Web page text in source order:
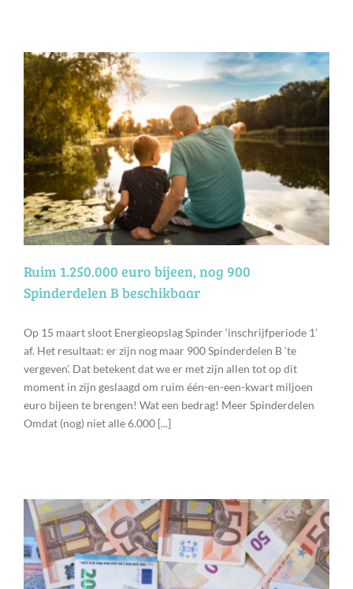
Ruim 1.250.000 euro bijeen, nog 900
Spinderdelen B beschikbaar
Op 15 maart sloot Energieopslag Spinder ‘inschrijfperiode 1’
af. Het resultaat: er zijn nog maar 900 Spinderdelen B ‘te
vergeven’. Dat betekent dat we er met zijn allen tot op dit
moment in zijn geslaagd om ruim één-en-een-kwart miljoen
euro bijeen te brengen! Wat een bedrag! Meer Spinderdelen
Omdat (nog) niet alle 6.000 [...]